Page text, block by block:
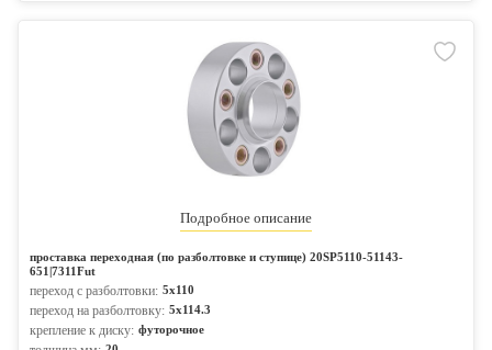
Подробное описание
проставка переходная (по разболтовке и ступице) 20SP5110-51143-
651|7311Fut
переход с разболтовки: 5x110
переход на разболтовку: 5x114.3
крепление к диску: футорочное